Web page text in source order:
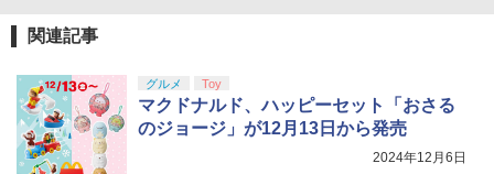
関連記事
グルメ Toy
マクドナルド、ハッピーセット「おさる
のジョージ」が12月13日から発売
2024年12月6日